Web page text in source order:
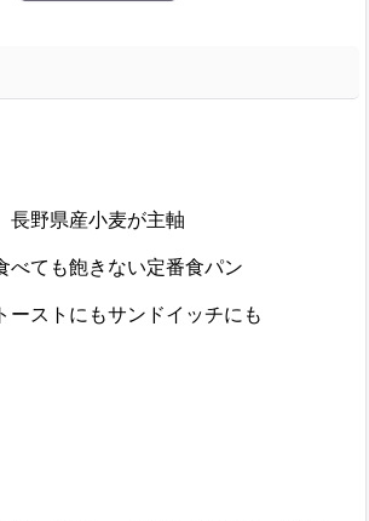
長野県産小麦が主軸
べても飽きない定番食パン
ーストにもサンドイッチにも